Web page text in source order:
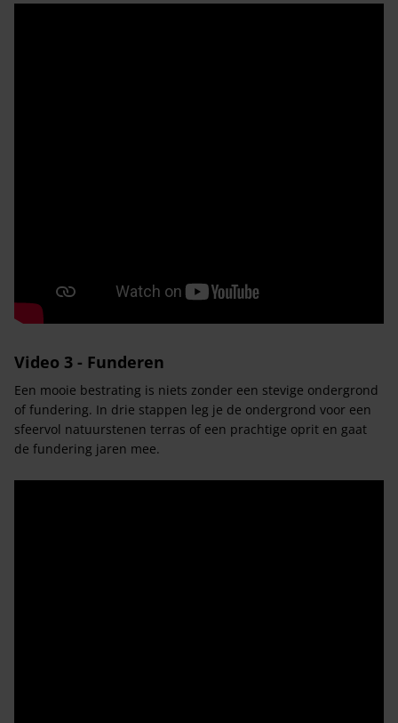
Video 3 - Funderen
Een mooie bestrating is niets zonder een stevige ondergrond
of fundering. In drie stappen leg je de ondergrond voor een
sfeervol natuurstenen terras of een prachtige oprit en gaat
de fundering jaren mee.